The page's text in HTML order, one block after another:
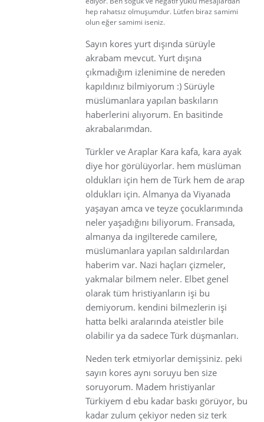
hep rahatsız olmuşumdur. Lütfen biraz samimi
olun eğer samimi iseniz.
Sayın kores yurt dışında sürüyle
akrabam mevcut. Yurt dışına
çıkmadığım izlenimine de nereden
kapıldınız bilmiyorum :) Sürüyle
müslümanlara yapılan baskıların
haberlerini alıyorum. En basitinde
akrabalarımdan.
Türkler ve Araplar Kara kafa, kara ayak
diye hor görülüyorlar. hem müslüman
oldukları için hem de Türk hem de arap
oldukları için. Almanya da Viyanada
yaşayan amca ve teyze çocuklarımında
neler yaşadığını biliyorum. Fransada,
almanya da ingilterede camilere,
müslümanlara yapılan saldırılardan
haberim var. Nazi haçları çizmeler,
yakmalar bilmem neler. Elbet genel
olarak tüm hristiyanların işi bu
demiyorum. kendini bilmezlerin işi
hatta belki aralarında ateistler bile
olabilir ya da sadece Türk düşmanları.
Neden terk etmiyorlar demişsiniz. peki
sayın kores aynı soruyu ben size
soruyorum. Madem hristiyanlar
Türkiyem d ebu kadar baskı görüyor, bu
kadar zulum çekiyor neden siz terk